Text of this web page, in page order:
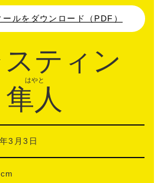
ールをダウンロード（PDF）
ティン
隼人
はやと
3月3日